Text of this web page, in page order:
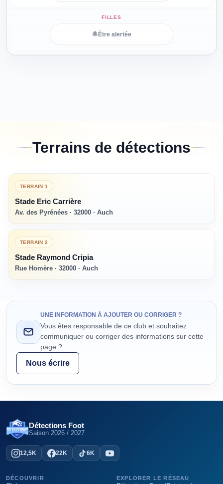
Terrains de détections
TERRAIN1
Stade Eric Carrière
Av. des Pyrénées · 32000 · Auch
TERRAIN2
Stade Raymond Cripia
Rue Homère · 32000 · Auch
🔔 Être alertée
UNE INFORMATION À AJOUTER OU CORRIGER ?
Vous êtes responsable de ce club et souhaitez
communiquer ou corriger des informations sur cette
page ?
Nous écrire
Détections Foot
Saison 2026 / 2027
12,5K 22K 6K
DÉCOUVRIR EXPLORER LE RÉSEAU